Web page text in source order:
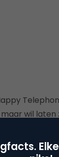
wil laten
staat. In 2